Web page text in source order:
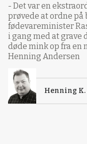
- Det var en
prøvede at ordne på
fødevareminister
i gang med at grave
døde mink op fra en
Henning Andersen
Henning